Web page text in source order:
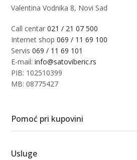
Valentina Vodnika 8, Novi Sad
Call centar021 / 21 07 500
Internet shop069 / 11 69 100
Servis069 / 11 69 101
E-mail:info@satoviberic.rs
PIB: 102510399
MB: 08775427
Pomoć pri kupovini
Usluge